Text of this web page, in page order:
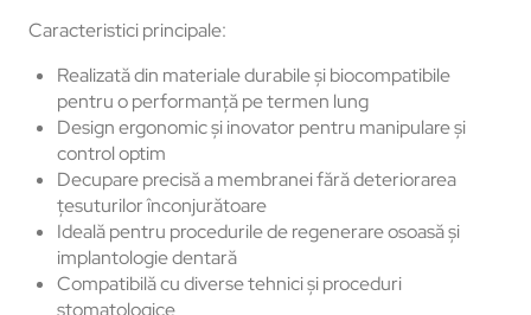
Caracteristici principale:
Realizată din materiale durabile și biocompatibile
pentru o performanță pe termen lung
Design ergonomic și inovator pentru manipulare și
control optim
Decupare precisă a membranei fără deteriorarea
țesuturilor înconjurătoare
Ideală pentru procedurile de regenerare osoasă și
implantologie dentară
Compatibilă cu diverse tehnici și proceduri